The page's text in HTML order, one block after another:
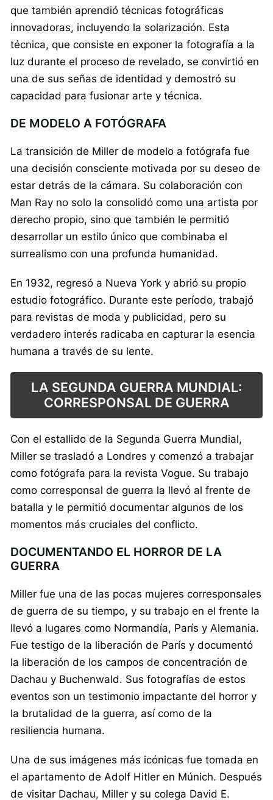
que también aprendió técnicas fotográficas
innovadoras, incluyendo la solarización. Esta
técnica, que consiste en exponer la fotografía a la
luz durante el proceso de revelado, se convirtió en
una de sus señas de identidad y demostró su
capacidad para fusionar arte y técnica.
DE MODELO A FOTÓGRAFA
La transición de Miller de modelo a fotógrafa fue
una decisión consciente motivada por su deseo de
estar detrás de la cámara. Su colaboración con
Man Ray no solo la consolidó como una artista por
derecho propio, sino que también le permitió
desarrollar un estilo único que combinaba el
surrealismo con una profunda humanidad.
En 1932, regresó a Nueva York y abrió su propio
estudio fotográfico. Durante este período, trabajó
para revistas de moda y publicidad, pero su
verdadero interés radicaba en capturar la esencia
humana a través de su lente.
LA SEGUNDA GUERRA MUNDIAL:
CORRESPONSAL DE GUERRA
Con el estallido de la Segunda Guerra Mundial,
Miller se trasladó a Londres y comenzó a trabajar
como fotógrafa para la revista Vogue. Su trabajo
como corresponsal de guerra la llevó al frente de
batalla y le permitió documentar algunos de los
momentos más cruciales del conflicto.
DOCUMENTANDO EL HORROR DE LA
GUERRA
Miller fue una de las pocas mujeres corresponsales
de guerra de su tiempo, y su trabajo en el frente la
llevó a lugares como Normandía, París y Alemania.
Fue testigo de la liberación de París y documentó
la liberación de los campos de concentración de
Dachau y Buchenwald. Sus fotografías de estos
eventos son un testimonio impactante del horror y
la brutalidad de la guerra, así como de la
resiliencia humana.
Una de sus imágenes más icónicas fue tomada en
el apartamento de Adolf Hitler en Múnich. Después
de visitar Dachau, Miller y su colega David E.